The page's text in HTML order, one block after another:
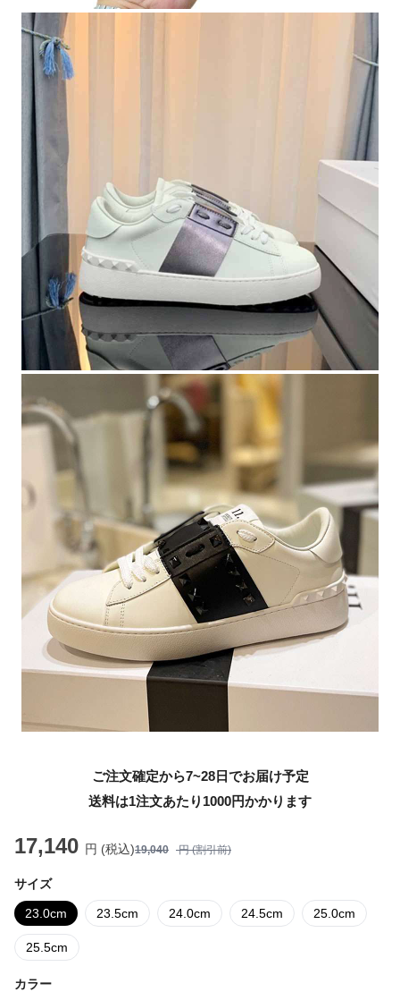
ご注文確定から7~28日でお届け予定
送料は1注文あたり 1000円かかります
17,140 円 (税込)19,040 円 (割引前)
サイズ
23.0cm 23.5cm 24.0cm 24.5cm 25.0cm
25.5cm
カラー